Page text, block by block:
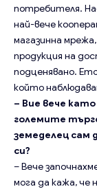
потребителя.
най-вече
магазинна
продукция на
подценявано.
който
– Вие вече
големите
земеделец сам
си?
– Вече
мога да кажа, че